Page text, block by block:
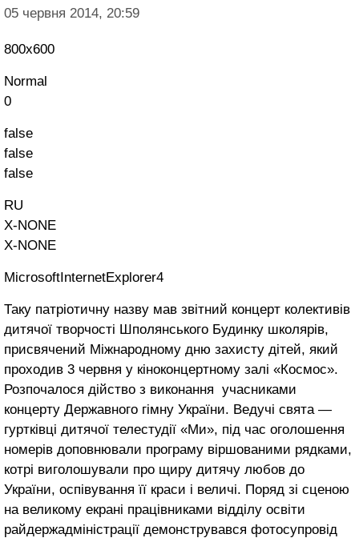
05 червня 2014, 20:59
800x600
Normal
0
false
false
false
RU
X-NONE
X-NONE
MicrosoftInternetExplorer4
Таку патріотичну назву мав звітний концерт колективів
дитячої творчості Шполянського Будинку школярів,
присвячений Міжнародному дню захисту дітей, який
проходив 3 червня у кіноконцертному залі «Космос».
Розпочалося дійство з виконання учасниками
концерту Державного гімну України. Ведучі свята —
гуртківці дитячої телестудії «Ми», під час оголошення
номерів доповнювали програму віршованими рядками,
котрі виголошували про щиру дитячу любов до
України, оспівування її краси і величі. Поряд зі сценою
на великому екрані працівниками відділу освіти
райдержадміністрації демонструвався фотосупровід